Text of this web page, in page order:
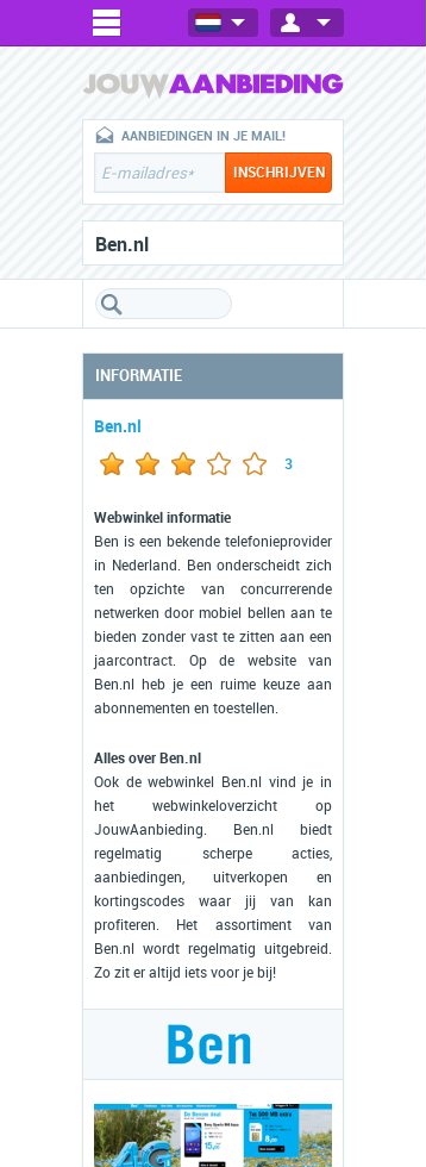
AANBIEDINGEN IN JE MAIL!
Ben.nl
INFORMATIE
Ben.nl
3
Webwinkel informatie
Ben is een bekende telefonieprovider
in Nederland. Ben onderscheidt zich
ten opzichte van concurrerende
netwerken door mobiel bellen aan te
bieden zonder vast te zitten aan een
jaarcontract. Op de website van
Ben.nl heb je een ruime keuze aan
abonnementen en toestellen.
Alles over Ben.nl
Ook de webwinkel Ben.nl vind je in
het webwinkeloverzicht op
JouwAanbieding. Ben.nl biedt
regelmatig scherpe acties,
aanbiedingen, uitverkopen en
kortingscodes waar jij van kan
profiteren. Het assortiment van
Ben.nl wordt regelmatig uitgebreid.
Zo zit er altijd iets voor je bij!